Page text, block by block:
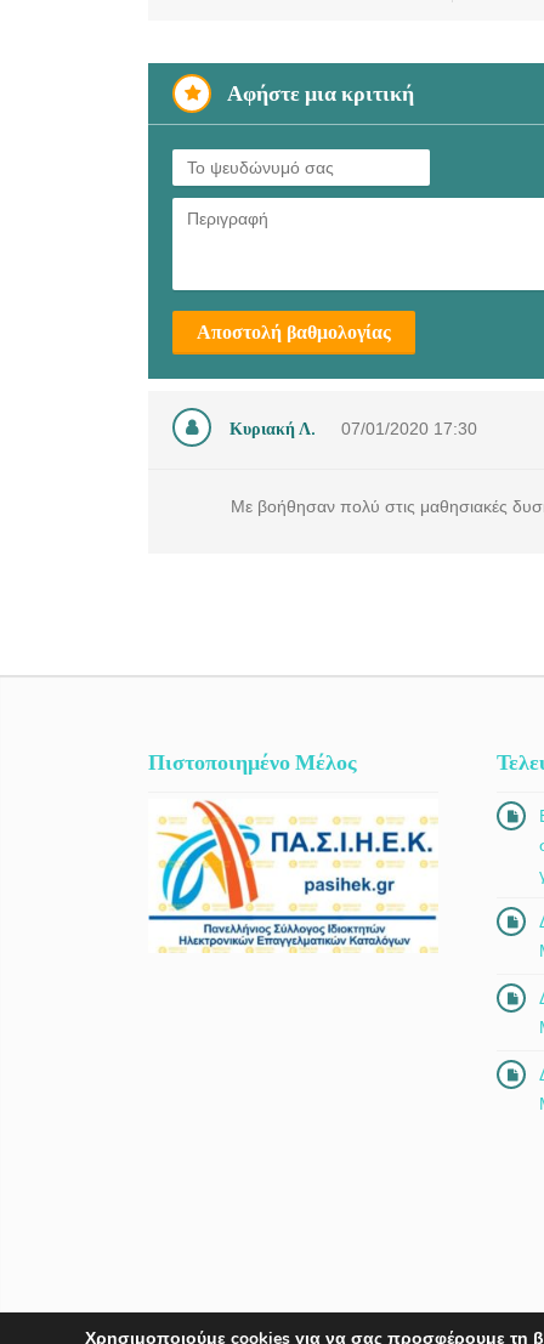
Αφήστε μια κριτική
Αποστολή βαθμολογίας
Κυριακή Λ. 07/01/2020 17:30
Με βοήθησαν πολύ στις μαθησιακές
Πιστοποιημένο Μέλος
Χρησιμοποιούμε cookies για να σας προσφέρουμε τη